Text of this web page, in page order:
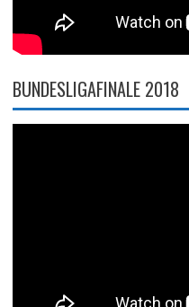
BUNDESLIGAFINALE 2018